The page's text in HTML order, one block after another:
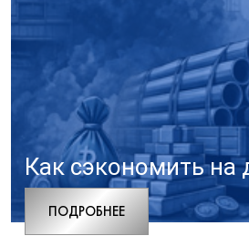
Как сэкономить на
ПОДРОБНЕЕ